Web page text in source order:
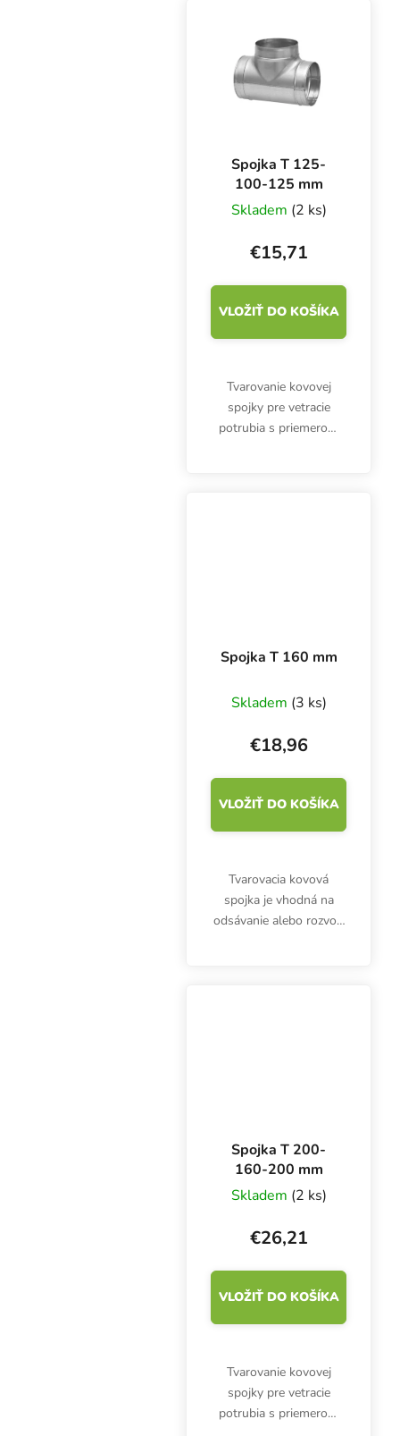
Spojka T 125-
100-125 mm
Skladem (2 ks)
€15,71
VLOŽIŤ DO KOŠÍKA
Tvarovanie kovovej
spojky pre vetracie
potrubia s priemerom
Spojka T 160 mm
Skladem (3 ks)
€18,96
VLOŽIŤ DO KOŠÍKA
Tvarovacia kovová
spojka je vhodná na
odsávanie alebo rozvod
Spojka T 200-
160-200 mm
Skladem (2 ks)
€26,21
VLOŽIŤ DO KOŠÍKA
Tvarovanie kovovej
spojky pre vetracie
potrubia s priemerom